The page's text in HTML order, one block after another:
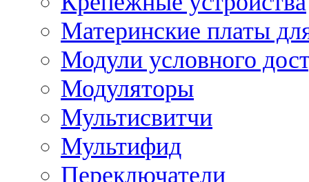
Материнские платы
Модули условного
Модуляторы
Мультисвитчи
Мультифид
Переключатели